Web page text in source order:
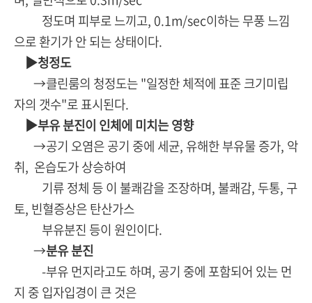
정도며 피부로 느끼고, 0.1m/sec이하는 무풍 느낌
으로 환기가 안 되는 상태이다.
▶청정도
→클린룸의 청정도는 "일정한 체적에 표준 크기미립
자의 갯수"로 표시된다.
▶부유 분진이 인체에 미치는 영향
→공기 오염은 공기 중에 세균, 유해한 부유물 증가, 악
취, 온습도가 상승하여
기류 정체 등 이 불쾌감을 조장하며, 불쾌감, 두통, 구
토, 빈혈증상은 탄산가스
부유분진 등이 원인이다.
→분유 분진
-부유 먼지라고도 하며, 공기 중에 포함되어 있는 먼
지 중 입자입경이 큰 것은